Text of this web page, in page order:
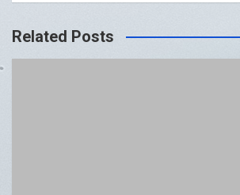
Related Posts